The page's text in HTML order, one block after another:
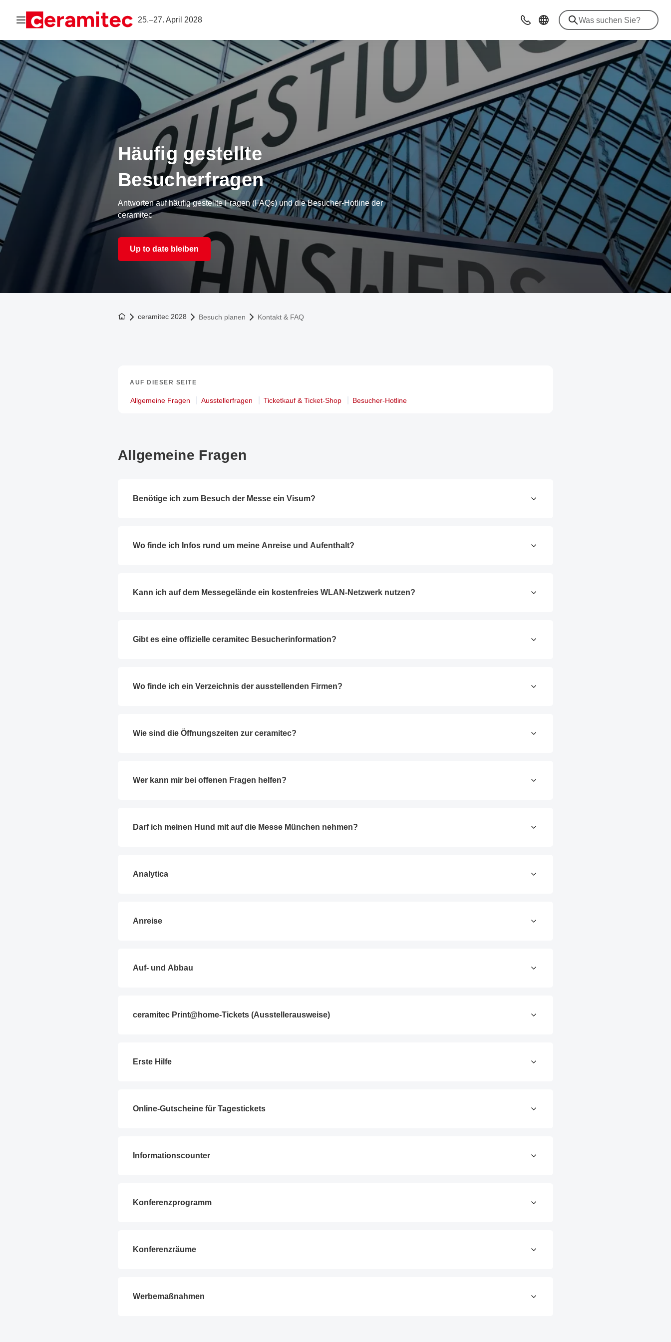
Navigation öffnen 25.–27. April 2028 Kontakt
Häufig gestellte
Besucherfragen
Antworten auf häufig gestellte Fragen (FAQs) und die Besucher-Hotline der
ceramitec
Up to date bleiben
Zur Startseite
ceramitec 2028 Besuch planen Kontakt & FAQ
AUF DIESER SEITE
Allgemeine Fragen Ausstellerfragen Ticketkauf & Ticket-Shop Besucher-Hotline
Allgemeine Fragen
Benötige ich zum Besuch der Messe ein Visum?
Wo finde ich Infos rund um meine Anreise und Aufenthalt?
Kann ich auf dem Messegelände ein kostenfreies WLAN-Netzwerk nutzen?
Gibt es eine offizielle ceramitec Besucherinformation?
Wo finde ich ein Verzeichnis der ausstellenden Firmen?
Wie sind die Öffnungszeiten zur ceramitec?
Wer kann mir bei offenen Fragen helfen?
Darf ich meinen Hund mit auf die Messe München nehmen?
Analytica
Anreise
Auf- und Abbau
ceramitec Print@home-Tickets (Ausstellerausweise)
Erste Hilfe
Online-Gutscheine für Tagestickets
Informationscounter
Konferenzprogramm
Konferenzräume
Werbemaßnahmen